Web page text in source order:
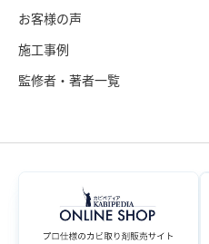
お客様の声
施工事例
監修者・著者一覧